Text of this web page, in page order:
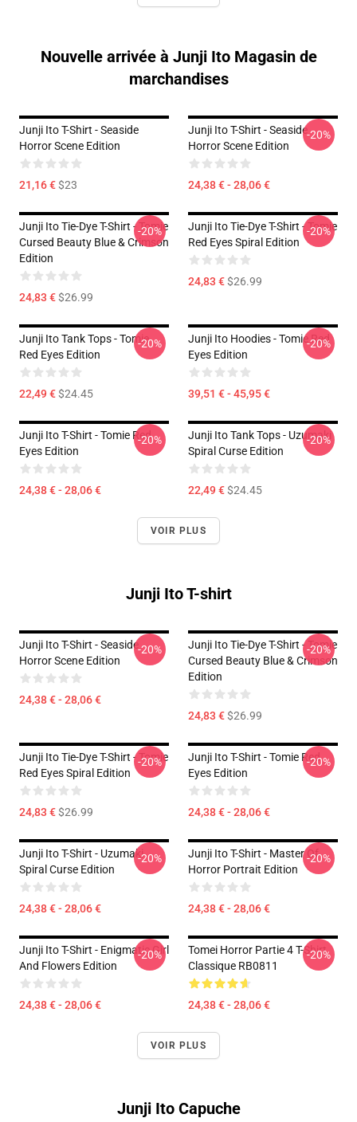
Nouvelle arrivée à Junji Ito Magasin de
marchandises
Junji Ito T-Shirt - Seaside
Horror Scene Edition
21,16 €$23
Junji Ito T-Shirt - Seaside
Horror Scene Edition
24,38 € - 28,06 €
-20%
Junji Ito Tie-Dye T-Shirt - Tomie
Cursed Beauty Blue & Crimson
Edition
24,83 €$26.99
-20%
Junji Ito Tie-Dye T-Shirt - Tomie
Red Eyes Spiral Edition
24,83 €$26.99
-20%
Junji Ito Tank Tops - Tomie
Red Eyes Edition
22,49 €$24.45
-20%
Junji Ito Hoodies - Tomie Red
Eyes Edition
39,51 € - 45,95 €
-20%
Junji Ito T-Shirt - Tomie Red
Eyes Edition
24,38 € - 28,06 €
-20%
Junji Ito Tank Tops - Uzumaki
Spiral Curse Edition
22,49 €$24.45
-20%
VOIR PLUS
Junji Ito T-shirt
Junji Ito T-Shirt - Seaside
Horror Scene Edition
24,38 € - 28,06 €
-20%
Junji Ito Tie-Dye T-Shirt - Tomie
Cursed Beauty Blue & Crimson
Edition
24,83 €$26.99
-20%
Junji Ito Tie-Dye T-Shirt - Tomie
Red Eyes Spiral Edition
24,83 €$26.99
-20%
Junji Ito T-Shirt - Tomie Red
Eyes Edition
24,38 € - 28,06 €
-20%
Junji Ito T-Shirt - Uzumaki
Spiral Curse Edition
24,38 € - 28,06 €
-20%
Junji Ito T-Shirt - Master Of
Horror Portrait Edition
24,38 € - 28,06 €
-20%
Junji Ito T-Shirt - Enigmatic Girl
And Flowers Edition
24,38 € - 28,06 €
-20%
Tomei Horror Partie 4 T-Shirt
Classique RB0811
24,38 € - 28,06 €
-20%
VOIR PLUS
Junji Ito Capuche